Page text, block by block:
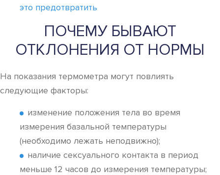
это предотвратить
ПОЧЕМУ БЫВАЮТ
ОТКЛОНЕНИЯ ОТ НОРМЫ
На показания термометра могут повлиять
следующие факторы:
изменение положения тела во время
измерения базальной температуры
(необходимо лежать неподвижно);
наличие сексуального контакта в период
меньше 12 часов до измерения температуры;